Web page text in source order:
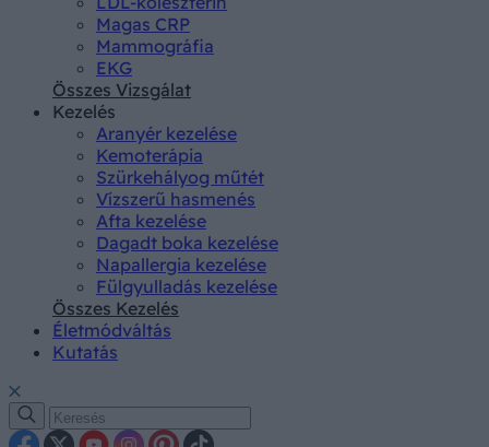
Magas CRP
Mammográfia
EKG
Összes Vizsgálat
Kezelés
Aranyér kezelése
Kemoterápia
Szürkehályog műtét
Vízszerű hasmenés
Afta kezelése
Dagadt boka kezelése
Napallergia kezelése
Fülgyulladás kezelése
Összes Kezelés
Életmódváltás
Kutatás